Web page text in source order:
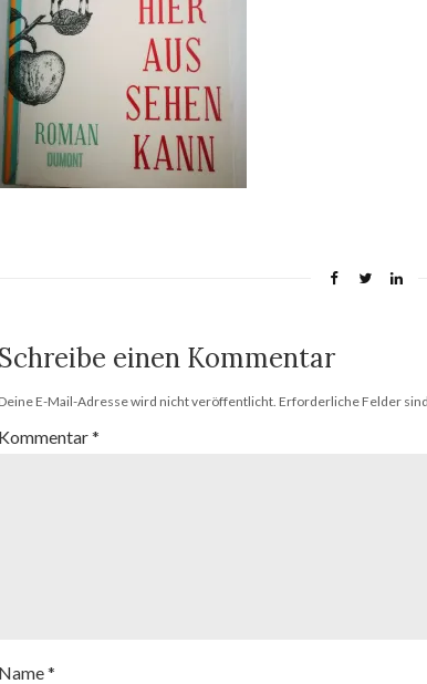
Schreibe einen Kommentar
E-Mail-Adresse wird nicht veröffentlicht. Erforderliche Felder
Kommentar*
Name*